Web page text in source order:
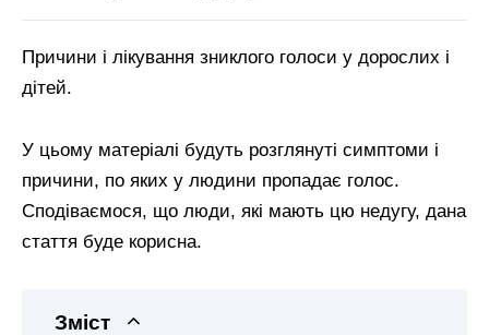
Причини і лікування зниклого голоси у дорослих і
дітей.
У цьому матеріалі будуть розглянуті симптоми і
причини, по яких у людини пропадає голос.
Сподіваємося, що люди, які мають цю недугу, дана
стаття буде корисна.
Зміст